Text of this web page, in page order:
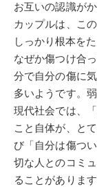
お互いの認識が
カップルは、こ
しっかり根本を
なぜか傷つけ合
分で自分の傷に
多いようです。
現代社会では、
こと自体が、と
び「自分は傷つ
切な人とのコミ
ることがありま